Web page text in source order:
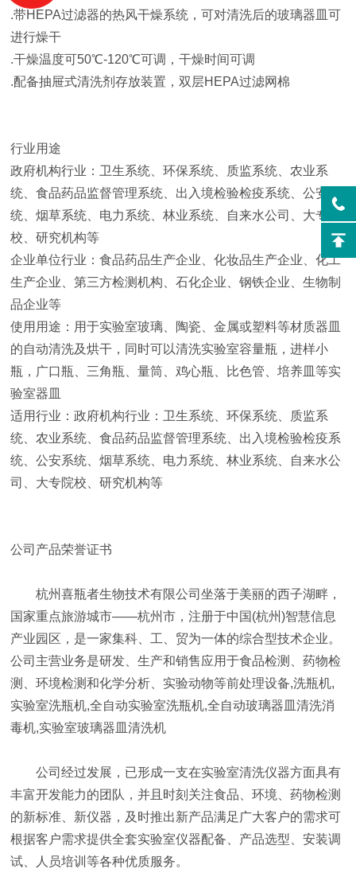
.带HEPA过滤器的热风干燥系统，可对清洗后的玻璃器皿可
进行燥干
.干燥温度可50℃-120℃可调，干燥时间可调
.配备抽屉式清洗剂存放装置，双层HEPA过滤网棉
行业用途
政府机构行业：卫生系统、环保系统、质监系统、农业系
统、食品药品监督管理系统、出入境检验检疫系统、公安系
统、烟草系统、电力系统、林业系统、自来水公司、大专院
校、研究机构等
企业单位行业：食品药品生产企业、化妆品生产企业、化工
生产企业、第三方检测机构、石化企业、钢铁企业、生物制
品企业等
使用用途：用于实验室玻璃、陶瓷、金属或塑料等材质器皿
的自动清洗及烘干，同时可以清洗实验室容量瓶，进样小
瓶，广口瓶、三角瓶、量筒、鸡心瓶、比色管、培养皿等实
验室器皿
适用行业：政府机构行业：卫生系统、环保系统、质监系
统、农业系统、食品药品监督管理系统、出入境检验检疫系
统、公安系统、烟草系统、电力系统、林业系统、自来水公
司、大专院校、研究机构等
公司产品荣誉证书
杭州喜瓶者生物技术有限公司坐落于美丽的西子湖畔，
国家重点旅游城市——杭州市，注册于中国(杭州)智慧信息
产业园区，是一家集科、工、贸为一体的综合型技术企业。
公司主营业务是研发、生产和销售应用于食品检测、药物检
测、环境检测和化学分析、实验动物等前处理设备,洗瓶机,
实验室洗瓶机,全自动实验室洗瓶机,全自动玻璃器皿清洗消
毒机,实验室玻璃器皿清洗机
公司经过发展，已形成一支在实验室清洗仪器方面具有
丰富开发能力的团队，并且时刻关注食品、环境、药物检测
的新标准、新仪器，及时推出新产品满足广大客户的需求可
根据客户需求提供全套实验室仪器配备、产品选型、安装调
试、人员培训等各种优质服务。